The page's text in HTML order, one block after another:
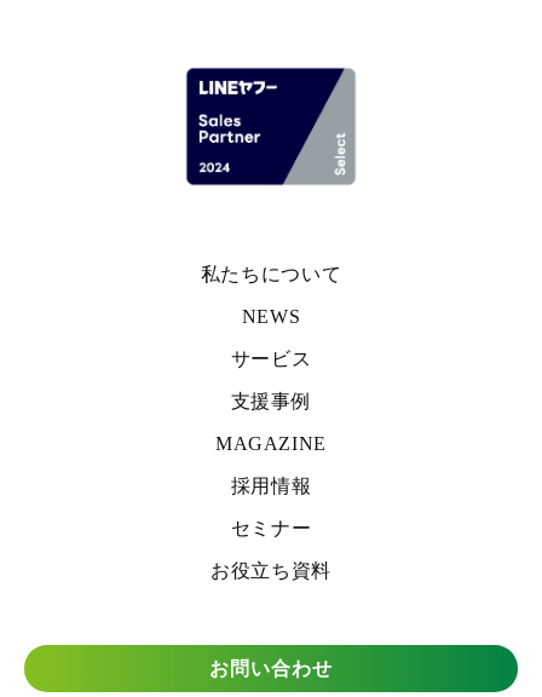
私たちについて
NEWS
サービス
支援事例
MAGAZINE
採用情報
セミナー
お役立ち資料
お問い合わせ